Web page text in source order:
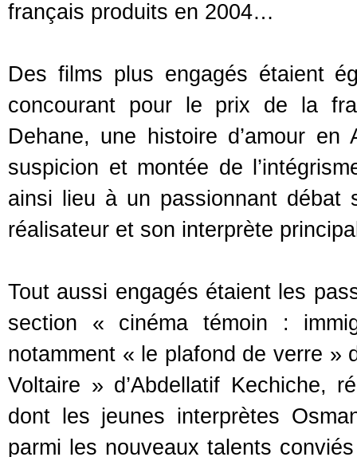
français produits en 2004…
Des films plus engagés étaient
concourant pour le prix de la
Dehane, une histoire d’amour
suspicion et montée de
ainsi lieu à un passionnant
réalisateur et son interprète
Tout aussi engagés étaient les
section « cinéma témoin :
notamment « le plafond de verre »
Voltaire » d’Abdellatif Kechiche,
dont les jeunes interprètes
parmi les nouveaux talents